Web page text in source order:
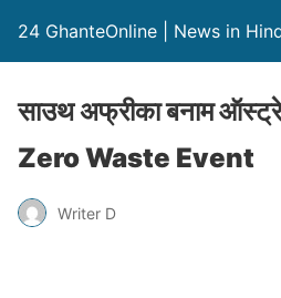
24 GhanteOnline | News in
साउथ अफ्रीका बनाम
Zero Waste Event
Writer D